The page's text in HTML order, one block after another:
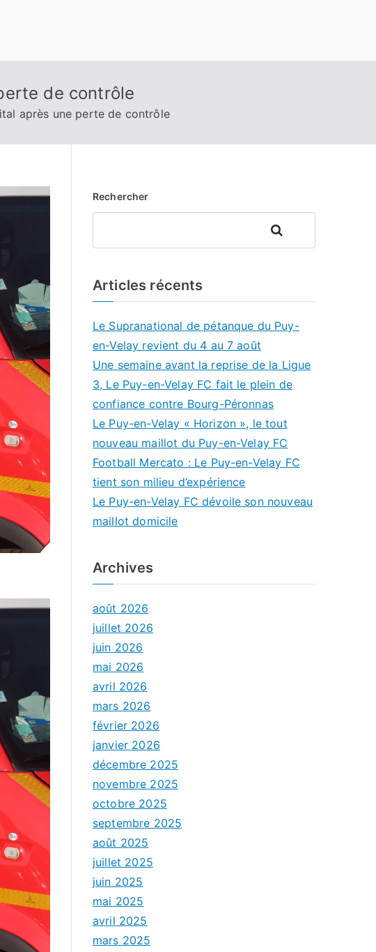
de contrôle
après une perte de contrôle
Rechercher
Rechercher
Articles récents
Le Supranational de pétanque du Puy-
en-Velay revient du 4 au 7 août
Une semaine avant la reprise de la Ligue
3, Le Puy-en-Velay FC fait le plein de
confiance contre Bourg-Péronnas
Le Puy-en-Velay « Horizon », le tout
nouveau maillot du Puy-en-Velay FC
Football Mercato : Le Puy-en-Velay FC
tient son milieu d’expérience
Le Puy-en-Velay FC dévoile son nouveau
maillot domicile
Archives
août 2026
juillet 2026
juin 2026
mai 2026
avril 2026
mars 2026
février 2026
janvier 2026
décembre 2025
novembre 2025
octobre 2025
septembre 2025
août 2025
juillet 2025
juin 2025
mai 2025
avril 2025
mars 2025